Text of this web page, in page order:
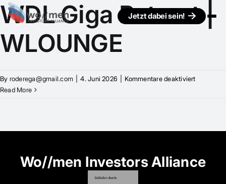
Jetzt dabei sein!
WDL Giga Retreat |
WLOUNGE
By roderega@gmail.com 4. Juni 2026 Kommentare deaktiviertfür
Read More
Wo//men Investors Alliance